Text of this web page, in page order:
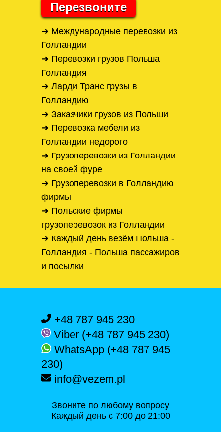
Перезвоните
➜ Международные перевозки из
Голландии
➜ Перевозки грузов Польша
Голландия
➜ Ларди Транс грузы в
Голландию
➜ Заказчики грузов из Польши
➜ Перевозка мебели из
Голландии недорого
➜ Грузоперевозки из Голландии
на своей фуре
➜ Грузоперевозки в Голландию
фирмы
➜ Польские фирмы
грузоперевозок из Голландии
➜ Каждый день везём Польша -
Голландия - Польша пассажиров
и посылки
+48 787 945 230
Viber (+48 787 945 230)
WhatsApp (+48 787 945
230)
info@vezem.pl
Звоните по любому вопросу
Каждый день с 7:00 до 21:00